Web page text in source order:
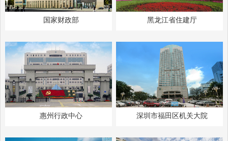
国家财政部 黑龙江省住建厅
惠州行政中心 深圳市福田区机关大院